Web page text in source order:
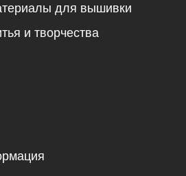
для вышивки
и творчества